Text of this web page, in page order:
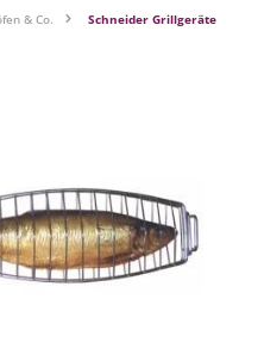
& Co. Schneider Grillgeräte